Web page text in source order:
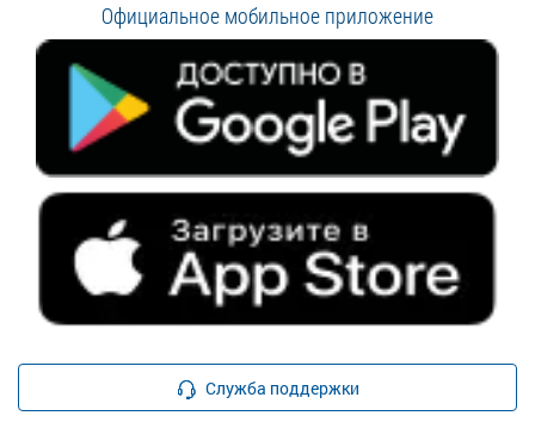
Официальное мобильное приложение
Служба поддержки